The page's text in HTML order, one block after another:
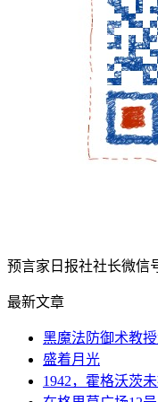
预言家日报社社长微信
最新文章
黑魔法防御术教
盛着月光
1942，霍格沃茨